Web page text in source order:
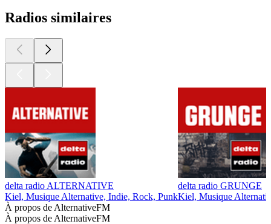
Radios similaires
delta radio ALTERNATIVE
Kiel, Musique Alternative, Indie, Rock, Punk
delta radio GRUNGE
Kiel, Musique
À propos de AlternativeFM
À propos de AlternativeFM